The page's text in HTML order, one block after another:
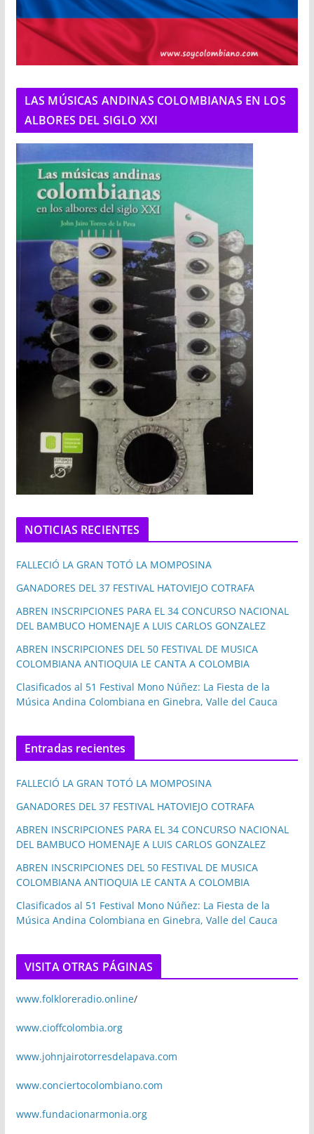
LAS MÚSICAS ANDINAS COLOMBIANAS EN LOS
ALBORES DEL SIGLO XXI
NOTICIAS RECIENTES
FALLECIÓ LA GRAN TOTÓ LA MOMPOSINA
GANADORES DEL 37 FESTIVAL HATOVIEJO COTRAFA
ABREN INSCRIPCIONES PARA EL 34 CONCURSO NACIONAL
DEL BAMBUCO HOMENAJE A LUIS CARLOS GONZALEZ
ABREN INSCRIPCIONES DEL 50 FESTIVAL DE MUSICA
COLOMBIANA ANTIOQUIA LE CANTA A COLOMBIA
Clasificados al 51 Festival Mono Núñez: La Fiesta de la
Música Andina Colombiana en Ginebra, Valle del Cauca
Entradas recientes
FALLECIÓ LA GRAN TOTÓ LA MOMPOSINA
GANADORES DEL 37 FESTIVAL HATOVIEJO COTRAFA
ABREN INSCRIPCIONES PARA EL 34 CONCURSO NACIONAL
DEL BAMBUCO HOMENAJE A LUIS CARLOS GONZALEZ
ABREN INSCRIPCIONES DEL 50 FESTIVAL DE MUSICA
COLOMBIANA ANTIOQUIA LE CANTA A COLOMBIA
Clasificados al 51 Festival Mono Núñez: La Fiesta de la
Música Andina Colombiana en Ginebra, Valle del Cauca
VISITA OTRAS PÁGINAS
www.folkloreradio.online/
www.cioffcolombia.org
www.johnjairotorresdelapava.com
www.conciertocolombiano.com
www.fundacionarmonia.org